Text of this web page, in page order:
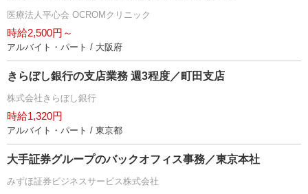
医療法人平心会 OCROMクリニック
時給2,500円～
アルバイト・パート / 大阪府
きらぼし銀行の支店業務 週3程度／町田支店
株式会社きらぼし銀行
時給1,320円
アルバイト・パート / 東京都
大手証券グループのバックオフィス事務／東京本社
みずほ証券ビジネスサービス株式会社